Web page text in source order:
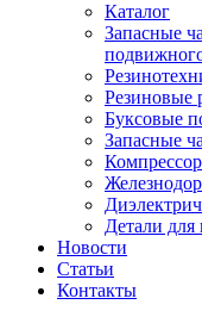
Каталог
Запасные
Резиновые
Буксовые
Запасные
Детали для
Новости
Статьи
Контакты